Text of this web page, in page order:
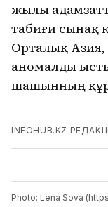
жылы
табиғи сынақ
Орталық Азия,
аномалды
шашынның
INFOHUB.KZ
Photo: Lena Sova